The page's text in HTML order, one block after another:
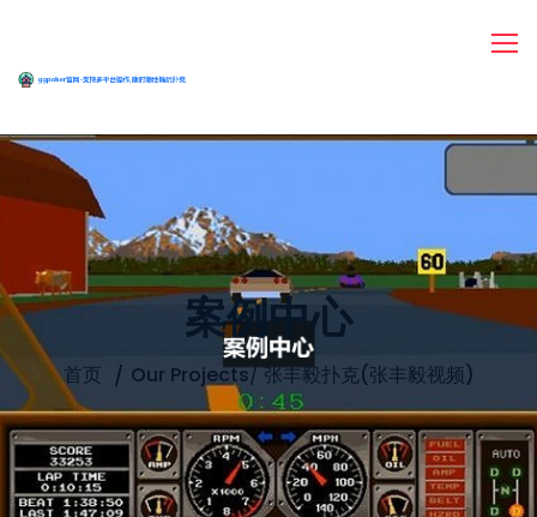
案例中心
首页 Our Projects/张丰毅扑克(张丰毅视频)